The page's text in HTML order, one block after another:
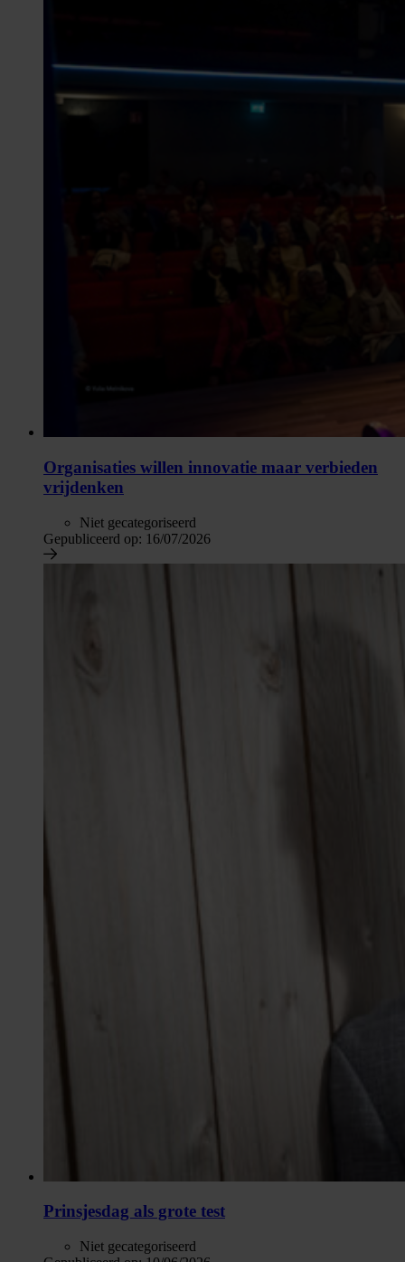
Organisaties willen innovatie maar verbieden
vrijdenken
Niet gecategoriseerd
Gepubliceerd op: 16/07/2026
Prinsjesdag als grote test
Niet gecategoriseerd